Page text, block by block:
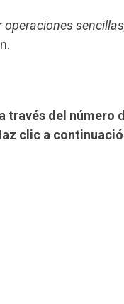
través del número
clic a